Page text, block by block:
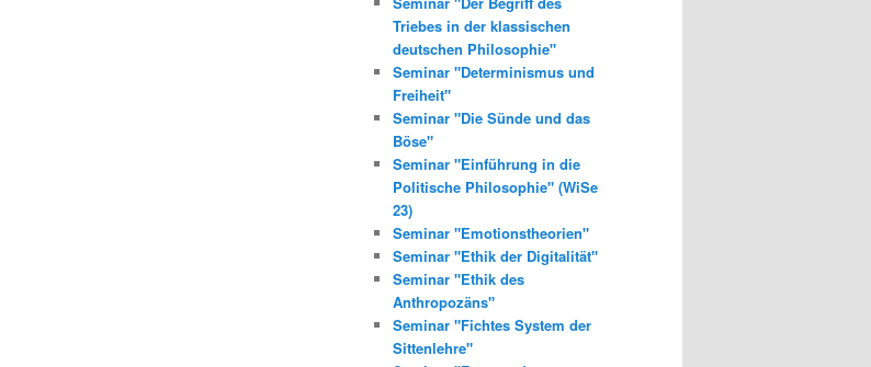
Triebes in der klassischen
deutschen Philosophie"
Seminar "Determinismus und
Freiheit"
Seminar "Die Sünde und das
Böse"
Seminar "Einführung in die
Politische Philosophie" (WiSe
23)
Seminar "Emotionstheorien"
Seminar "Ethik der Digitalität"
Seminar "Ethik des
Anthropozäns"
Seminar "Fichtes System der
Sittenlehre"